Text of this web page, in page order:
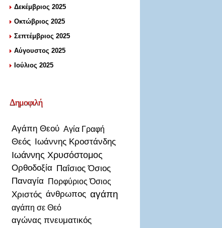
Δεκέμβριος 2025
Οκτώβριος 2025
Σεπτέμβριος 2025
Αύγουστος 2025
Ιούλιος 2025
Δημοφιλή
Αγάπη Θεού Αγία Γραφή
Θεός Ιωάννης Κροστάνδης
Ιωάννης Χρυσόστομος
Ορθοδοξία Παΐσιος Όσιος
Παναγία Πορφύριος Όσιος
Χριστός άνθρωπος αγάπη
αγάπη σε Θεό
αγώνας πνευματικός